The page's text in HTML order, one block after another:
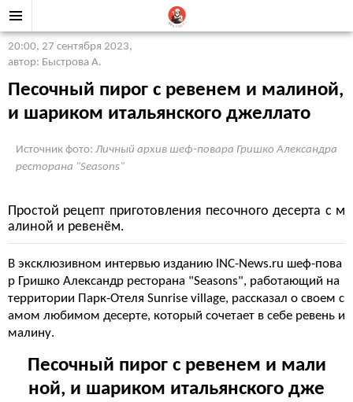
20:00, 27 сентября 2023,
автор: Быстрова А.
Песочный пирог с ревенем и малиной,
и шариком итальянского джеллато
Источник фото: Личный архив шеф-повара Гришко Александра
ресторана "Seasons"
Простой рецепт приготовления песочного десерта с м
алиной и ревенём.
В эксклюзивном интервью изданию INC-News.ru шеф-пова
р Гришко Александр ресторана "Seasons", работающий на
территории Парк-Отеля Sunrise village, рассказал о своем с
амом любимом десерте, который сочетает в себе ревень и
малину.
Песочный пирог с ревенем и мали
ной, и шариком итальянского дже